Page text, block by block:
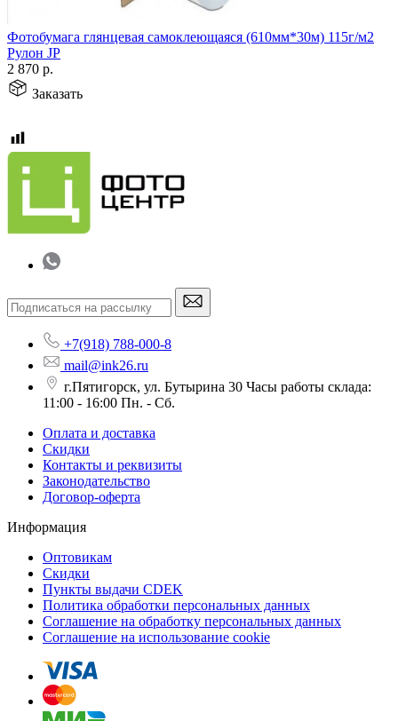
Фотобумага глянцевая самоклеющаяся (610мм*30м) 115г/м2
Рулон JP
2 870 р.
Заказать
+7(918) 788-000-8
mail@ink26.ru
г.Пятигорск, ул. Бутырина 30 Часы работы склада:
11:00 - 16:00 Пн. - Сб.
Оплата и доставка
Скидки
Контакты и реквизиты
Законодательство
Договор-оферта
Информация
Оптовикам
Скидки
Пункты выдачи CDEK
Политика обработки персональных данных
Соглашение на обработку персональных данных
Соглашение на использование cookie